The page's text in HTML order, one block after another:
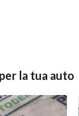
la tua auto